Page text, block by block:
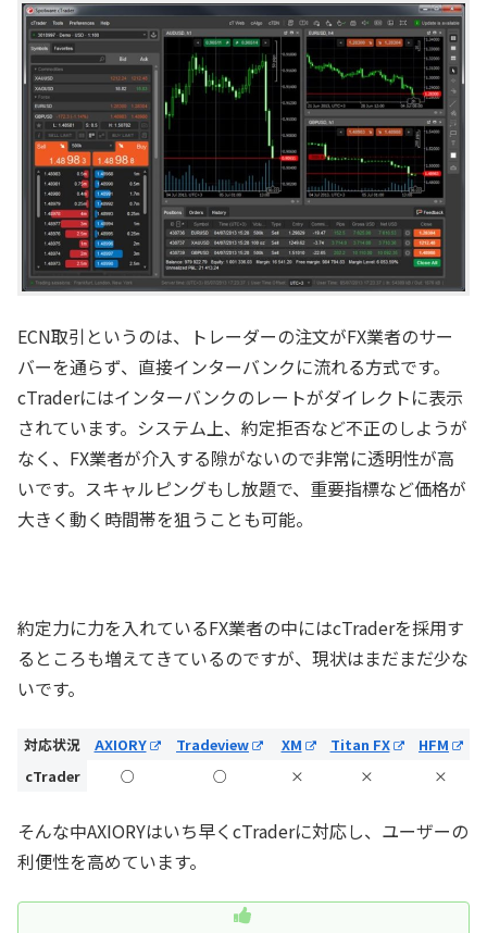
ECN取引というのは、トレーダーの注文がFX業者のサー
バーを通らず、直接インターバンクに流れる方式です。
cTraderにはインターバンクのレートがダイレクトに表示
されています。システム上、約定拒否など不正のしようが
なく、FX業者が介入する隙がないので非常に透明性が高
いです。スキャルピングもし放題で、重要指標など価格が
大きく動く時間帯を狙うことも可能。
約定力に力を入れているFX業者の中にはcTraderを採用す
るところも増えてきているのですが、現状はまだまだ少な
いです。
対応状況 AXIORY Tradeview XM Titan FX
HFM
cTrader
○ ○ × × ×
そんな中AXIORYはいち早くcTraderに対応し、ユーザーの
利便性を高めています。